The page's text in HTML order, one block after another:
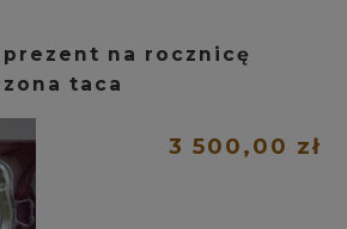
prezent na rocznicę
taca
3 500,00 zł